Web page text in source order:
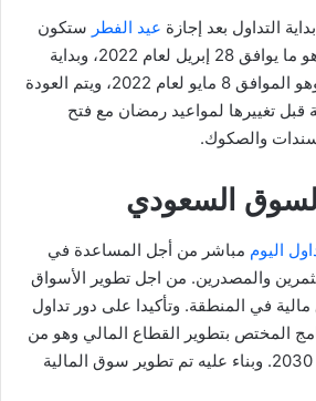
التداول بعد إجازة عيد الفطر ستكون
من نهاية يوم الخميس وهو ما يوافق 28 إبريل لعام 2022، وبداية
التداول تكون يوم الأحد وهو الموافق 8 مايو لعام 2022، ويتم العودة
قبل تغييرها لمواعيد رمضان مع فتح
والصكوك.
السعودي
اليوم مباشر من أجل المساعدة في
والمصدرين. من اجل تطوير الأسواق
في المنطقة. وتأكيدا على دور تداول
المختص بتطوير القطاع المالي وهو من
ضمن رؤية المملكة لعام 2030. وبناء عليه تم تطوير سوق المالية